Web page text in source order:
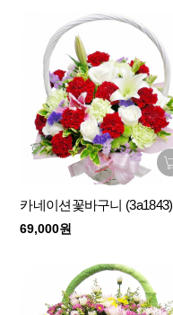
카네이션꽃바구니 (3a1843)
69,000원